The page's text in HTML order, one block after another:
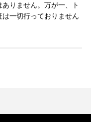
りません。万が一、ト
一切行っておりません